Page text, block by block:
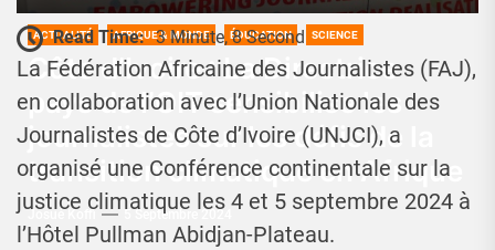
ACTUALITÉ AFRIQUE & MONDE ÉDUCATION SCIENCE
Côte d’Ivoire : La Directrice
pays de l’OIT sensibilise les
journalistes sur les défis de la
transition climatique en Afrique
5 Septembre 2024
Read Time: 3 Minute, 8 Second
La Fédération Africaine des Journalistes (FAJ),
en collaboration avec l’Union Nationale des
Journalistes de Côte d’Ivoire (UNJCI), a
organisé une Conférence continentale sur la
justice climatique les 4 et 5 septembre 2024 à
l’Hôtel Pullman Abidjan-Plateau.